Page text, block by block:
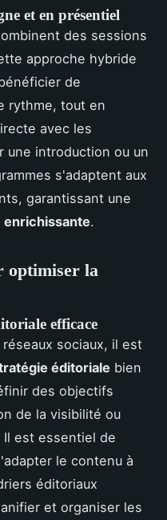
et en présentiel
des sessions
approche hybride
de
rythme, tout en
avec les
une introduction ou un
s'adaptent aux
garantissant une
enrichissante.
optimiser la
efficace
sociaux, il est
éditoriale bien
des objectifs
de la visibilité ou
est essentiel de
le contenu à
éditoriaux
et organiser les